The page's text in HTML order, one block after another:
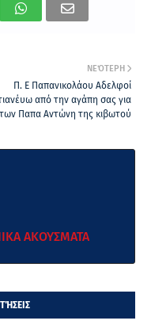
ΝΕΌΤΕΡΗ
Π. Ε Παπανικολάου Αδελφοί
από την αγάπη σας για
των Παπα Αντώνη της κιβωτού
ΑΚΟΥΣΜΑΤΑ